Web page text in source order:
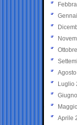
Luglio
Aprile